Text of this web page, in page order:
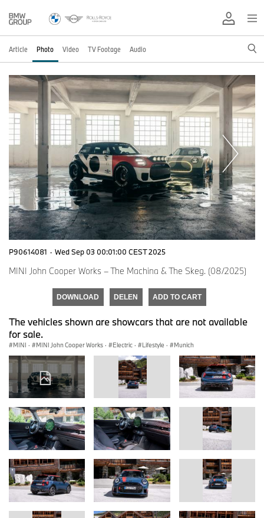
Article Photo Video TV Footage Audio
P90614081 · Wed Sep 03 00:01:00 CEST 2025
MINI John Cooper Works – The Machina & The Skeg. (08/2025)
DOWNLOAD DELEN ADD TO CART
The vehicles shown are showcars that are not available
for sale.
MINI · MINI John Cooper Works · Electric · Lifestyle · Munich